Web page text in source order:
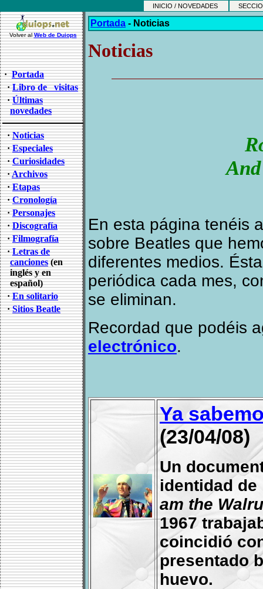
INICIO / NOVEDADES
Volver alWeb de Duiops
· Portada
·Libro de visitas
·Últimas
novedades
·Noticias
·Especiales
·Curiosidades
·Archivos
·Etapas
·Cronología
·Personajes
·Discografía
·Filmografía
·Letras de
canciones(en
inglés y en
español)
·En solitario
·Sitios Beatle
Portada - Noticias
Noticias
En esta página tenéis
sobre Beatles que
diferentes medios.
periódica cada mes,
se eliminan.
Recordad que podéis
electrónico.
Ya
(23/04/08)
Un
identidad de
am the
1967
coincidió
presentado
huevo.